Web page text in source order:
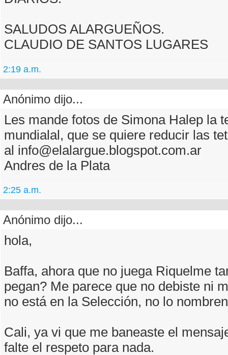
SALUDOS ALARGUEÑOS.
CLAUDIO DE SANTOS LUGARES
2:19 a.m.
Anónimo dijo...
Les mande fotos de Simona Halep la
mundialal, que se quiere reducir las
al info@elalargue.blogspot.com.ar
Andres de la Plata
2:25 a.m.
Anónimo dijo...
hola,
Baffa, ahora que no juega Riquelme
pegan? Me parece que no debiste ni
no está en la Selección, no lo
Cali, ya vi que me baneaste el
falte el respeto para nada.